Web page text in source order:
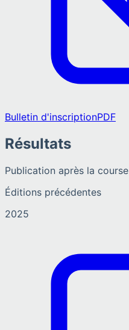
Bulletin d'inscriptionPDF
Résultats
Publication après la course
Éditions précédentes
2025